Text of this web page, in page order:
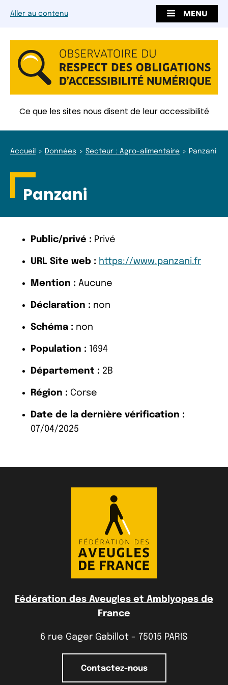
Aller au contenu MENU
Ce que les sites nous disent de leur accessibilité
Accueil Données Secteur : Agro-alimentaire Panzani
Panzani
Public/privé : Privé
URL Site web : https://www.panzani.fr
Mention : Aucune
Déclaration : non
Schéma : non
Population : 1694
Département : 2B
Région : Corse
Date de la dernière vérification :
07/04/2025
Fédération des Aveugles et Amblyopes de
France
6 rue Gager Gabillot - 75015 PARIS
Contactez-nous